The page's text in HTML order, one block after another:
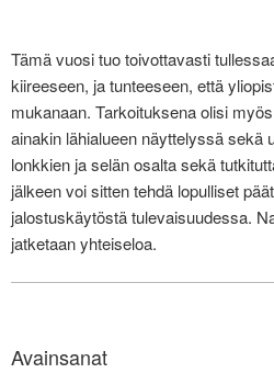
Tämä vuosi tuo toivottavasti
kiireeseen, ja tunteeseen, että
mukanaan. Tarkoituksena olisi
ainakin lähialueen näyttelyssä sekä
lonkkien ja selän osalta sekä
jälkeen voi sitten tehdä lopulliset
jalostuskäytöstä tulevaisuudessa.
jatketaan yhteiseloa.
Avainsanat